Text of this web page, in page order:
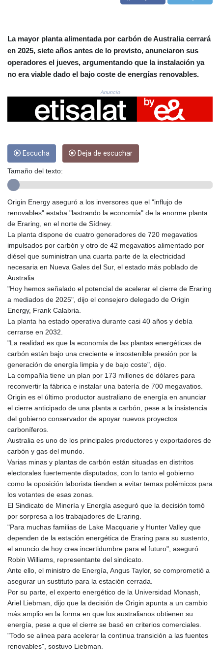
CRC 524.929317
CVE 110.25684
CZK 24.205269
DJF 205.50301
DKK 7.475304
DOP 67.244732
DZD 153.502688
EGP 57.471515
ERN 17.314419
ETB 186.262401
FKP 0.857432
GBP 0.857122
GEL 3.018477
GMD 84.842311
GTQ 8.805348
HKD 9.054939
HNL 30.930577
HRK 7.534661
IDR 20659.564222
IQD 1511.781564
1586924.175584
JOD 0.818416
JPY 182.177709
KGS 100.942743
KRW 1642.584342
KZT 540.782319
LAK 26074.844302
103342.499248
LKR 387.641311
LSL 18.823107
LYD 7.356456
La mayor planta alimentada por carbón de Australia cerrará
en 2025, siete años antes de lo previsto, anunciaron sus
operadores el jueves, argumentando que la instalación ya
no era viable dado el bajo coste de energías renovables.
Anuncio
Escucha Deja de escuchar
Tamaño del texto:
Origin Energy aseguró a los inversores que el "influjo de
renovables" estaba "lastrando la economía" de la enorme planta
de Eraring, en el norte de Sídney.
La planta dispone de cuatro generadores de 720 megavatios
impulsados por carbón y otro de 42 megavatios alimentado por
diésel que suministran una cuarta parte de la electricidad
necesaria en Nueva Gales del Sur, el estado más poblado de
Australia.
"Hoy hemos señalado el potencial de acelerar el cierre de Eraring
a mediados de 2025", dijo el consejero delegado de Origin
Energy, Frank Calabria.
La planta ha estado operativa durante casi 40 años y debía
cerrarse en 2032.
"La realidad es que la economía de las plantas energéticas de
carbón están bajo una creciente e insostenible presión por la
generación de energía limpia y de bajo coste", dijo.
La compañía tiene un plan por 173 millones de dólares para
reconvertir la fábrica e instalar una batería de 700 megavatios.
Origin es el último productor australiano de energía en anunciar
el cierre anticipado de una planta a carbón, pese a la insistencia
del gobierno conservador de apoyar nuevos proyectos
carboníferos.
Australia es uno de los principales productores y exportadores de
carbón y gas del mundo.
Varias minas y plantas de carbón están situadas en distritos
electorales fuertemente disputados, con lo tanto el gobierno
como la oposición laborista tienden a evitar temas polémicos para
los votantes de esas zonas.
El Sindicato de Minería y Energía aseguró que la decisión tomó
por sorpresa a los trabajadores de Eraring.
"Para muchas familias de Lake Macquarie y Hunter Valley que
dependen de la estación energética de Eraring para su sustento,
el anuncio de hoy crea incertidumbre para el futuro", aseguró
Robin Williams, representante del sindicato.
Ante ello, el ministro de Energía, Angus Taylor, se comprometió a
asegurar un sustituto para la estación cerrada.
Por su parte, el experto energético de la Universidad Monash,
Ariel Liebman, dijo que la decisión de Origin apunta a un cambio
más amplio en la forma en que los australianos obtienen su
energía, pese a que el cierre se basó en criterios comerciales.
"Todo se alinea para acelerar la continua transición a las fuentes
renovables", sostuvo Liebman.